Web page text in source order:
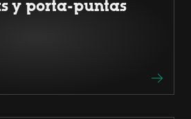
y porta-puntas